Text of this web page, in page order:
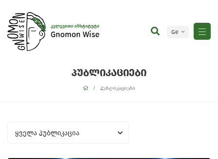
Ge
პუბლიკაციები
პუბლიკაციები
ყველა პუბლიკაცია